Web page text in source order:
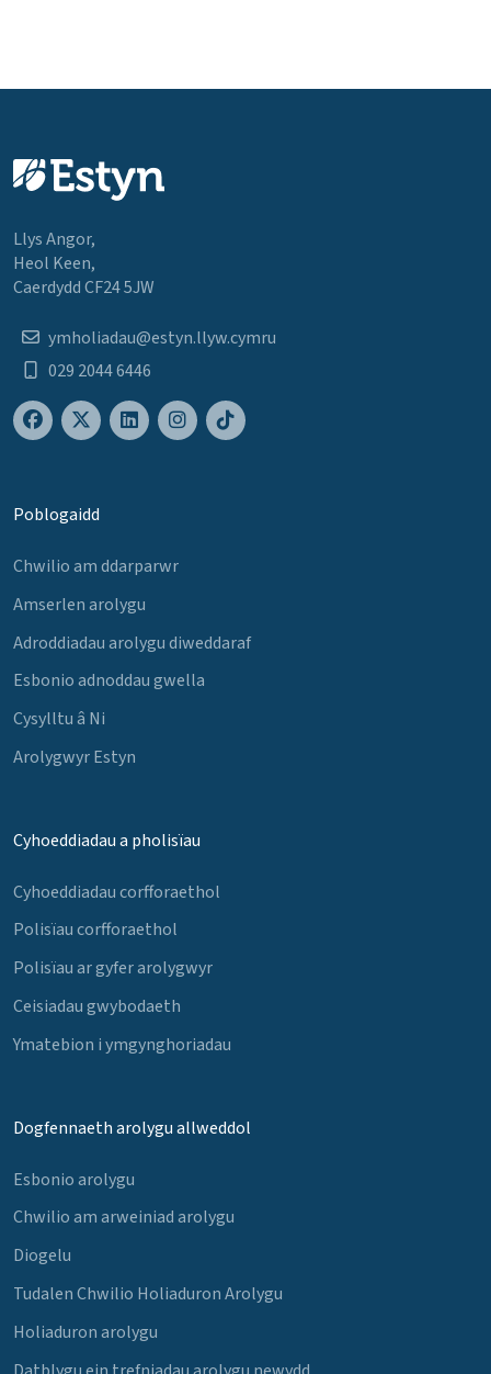
Llys Angor,
Heol Keen,
Caerdydd CF24 5JW
ymholiadau@estyn.llyw.cymru
029 2044 6446
Poblogaidd
Chwilio am ddarparwr
Amserlen arolygu
Adroddiadau arolygu diweddaraf
Esbonio adnoddau gwella
Cysylltu â Ni
Arolygwyr Estyn
Cyhoeddiadau a pholisïau
Cyhoeddiadau corfforaethol
Polisïau corfforaethol
Polisïau ar gyfer arolygwyr
Ceisiadau gwybodaeth
Ymatebion i ymgynghoriadau
Dogfennaeth arolygu allweddol
Esbonio arolygu
Chwilio am arweiniad arolygu
Diogelu
Tudalen Chwilio Holiaduron Arolygu
Holiaduron arolygu